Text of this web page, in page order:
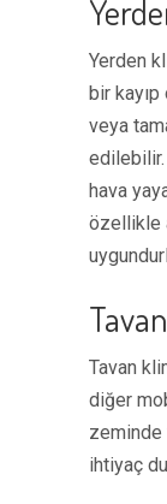
Yerden
bir kayıp
veya
hava
özellikle
Tavan
diğer
zeminde
ihtiyaç